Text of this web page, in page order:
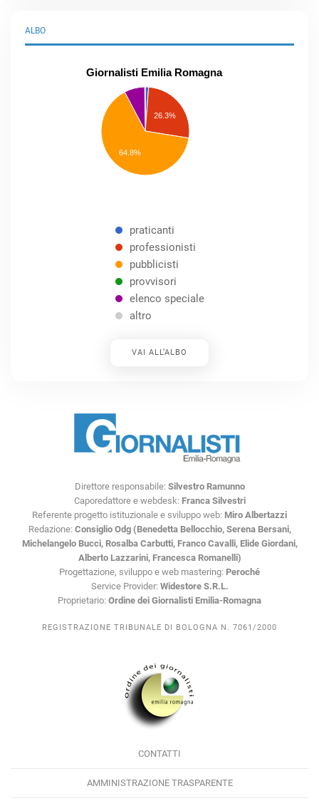
ALBO
Giornalisti Emilia Romagna
26.3%
64.8%
praticanti
professionisti
pubblicisti
provvisori
elenco speciale
altro
VAI ALL’ALBO
Direttore responsabile: Silvestro Ramunno
Caporedattore e webdesk: Franca Silvestri
Referente progetto istituzionale e sviluppo web: Miro Albertazzi
Redazione: Consiglio Odg (Benedetta Bellocchio, Serena Bersani,
Michelangelo Bucci, Rosalba Carbutti, Franco Cavalli, Elide Giordani,
Alberto Lazzarini, Francesca Romanelli)
Progettazione, sviluppo e web mastering: Peroché
Service Provider: Widestore S.R.L.
Proprietario: Ordine dei Giornalisti Emilia-Romagna
REGISTRAZIONE TRIBUNALE DI BOLOGNA N. 7061/2000
CONTATTI
AMMINISTRAZIONE TRASPARENTE